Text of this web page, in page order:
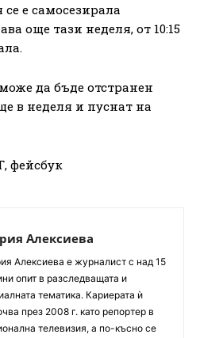
е самосезирала
още тази неделя, от 10:15
да бъде отстранен
в неделя и пуснат на
фейсбук
Алексиева
Алексиева е журналист с над 15
опит в разследващата и
тематика. Кариерата ѝ
през 2008 г. като репортер в
телевизия, а по-късно се